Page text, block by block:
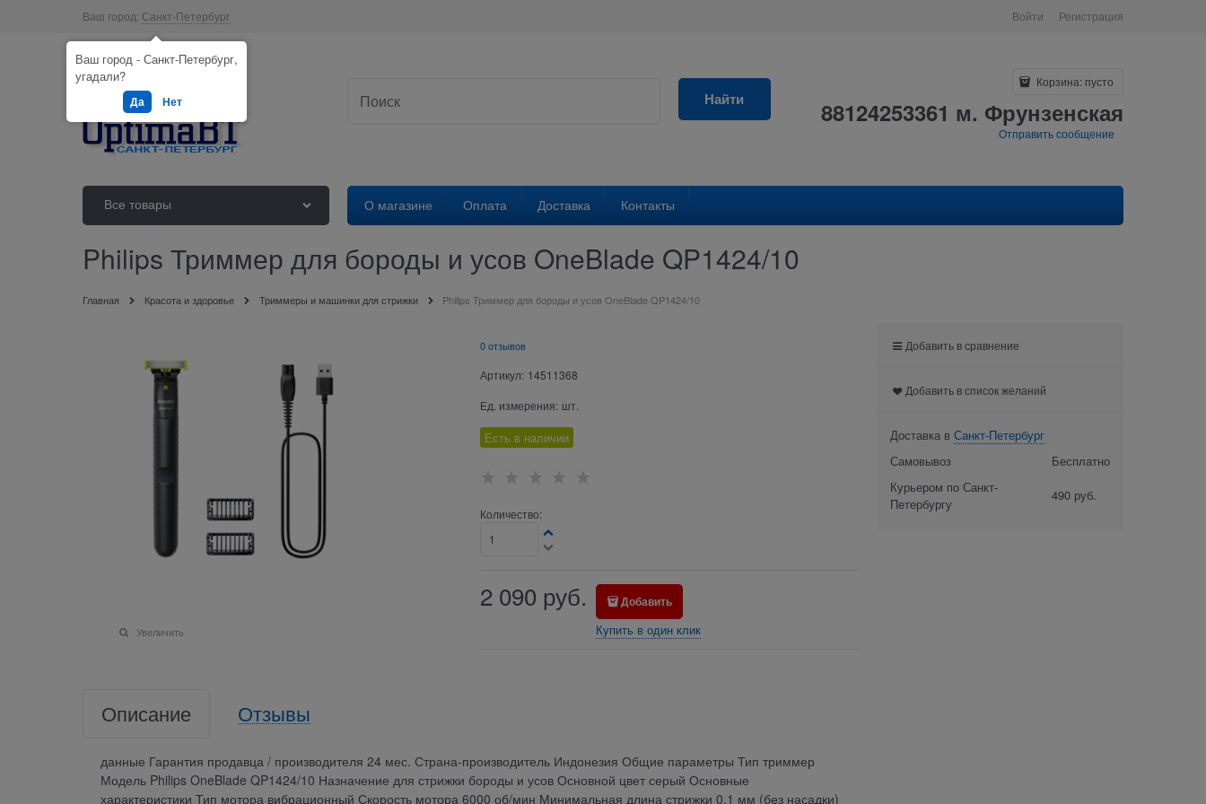
Ваш город: Санкт-Петербург Войти Регистрация
Найти
Корзина: пусто
88124253361 м. Фрунзенская
Отправить сообщение
Все товары О магазине Оплата Доставка Контакты
Philips Триммер для бороды и усов OneBlade QP1424/10
Главная Красота и здоровье Триммеры и машинки для стрижки Philips Триммер для бороды и усов OneBlade QP1424/10
Увеличить
0 отзывов
Артикул: 14511368
Ед. измерения: шт.
Есть в наличии
Количество:
2 090 руб. Добавить
Купить в один клик
Описание Отзывы
данные Гарантия продавца / производителя 24 мес. Страна-производитель Индонезия Общие параметры Тип триммер
Модель Philips OneBlade QP1424/10 Назначение для стрижки бороды и усов Основной цвет серый Основные
характеристики Тип мотора вибрационный Скорость мотора 6000 об/мин Минимальная длина стрижки 0.1 мм (без насадки)
Добавить в сравнение
Добавить в список желаний
Доставка в Санкт-Петербург
Самовывоз
Бесплатно
Курьером по Санкт-
Петербургу
490 руб.
Ваш город - Санкт-Петербург,
угадали?
Да Нет